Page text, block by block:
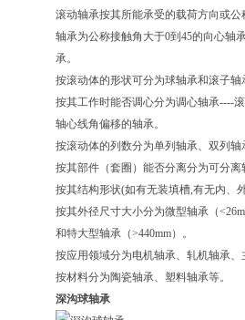
滚动轴承按其所能承受的载荷方向或
轴承为公称接触角大于0到45的向心轴
承。
按滚动体的形状可分为球轴承和滚子
按其工作时能否调心分为调心轴承----
轴心线角偏移的轴承。
按滚动体的列数分为单列轴承、双列轴
按其部件（套圈）能否分离分为可分
按其结构形状(如有无装填槽,有无内、
按其外径尺寸大小分为微型轴承（
和特大型轴承（>440mm）。
按应用领域分为电机轴承、轧机轴承、
按材料分为陶瓷轴承、塑料轴承等。
深沟球轴承